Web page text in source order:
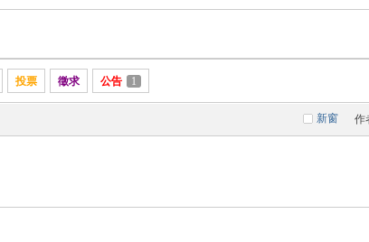
投票 徵求 公告 1
新窗 作